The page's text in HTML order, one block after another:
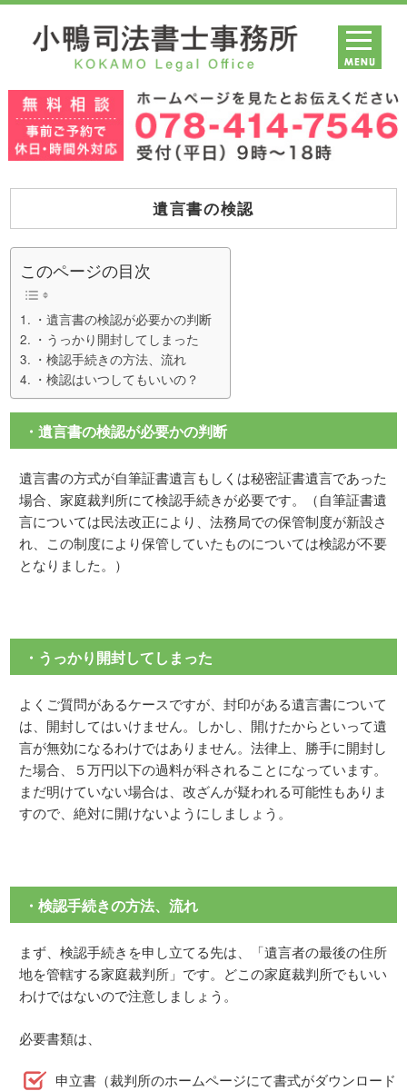
遺言書の検認
このページの目次
・遺言書の検認が必要かの判断
・うっかり開封してしまった
・検認手続きの方法、流れ
・検認はいつしてもいいの？
・遺言書の検認が必要かの判断
遺言書の方式が自筆証書遺言もしくは秘密証書遺言であった
場合、家庭裁判所にて検認手続きが必要です。（自筆証書遺
言については民法改正により、法務局での保管制度が新設さ
れ、この制度により保管していたものについては検認が不要
となりました。）
・うっかり開封してしまった
よくご質問があるケースですが、封印がある遺言書について
は、開封してはいけません。しかし、開けたからといって遺
言が無効になるわけではありません。法律上、勝手に開封し
た場合、５万円以下の過料が科されることになっています。
まだ明けていない場合は、改ざんが疑われる可能性もありま
すので、絶対に開けないようにしましょう。
・検認手続きの方法、流れ
まず、検認手続きを申し立てる先は、「遺言者の最後の住所
地を管轄する家庭裁判所」です。どこの家庭裁判所でもいい
わけではないので注意しましょう。
必要書類は、
申立書（裁判所のホームページにて書式がダウンロード